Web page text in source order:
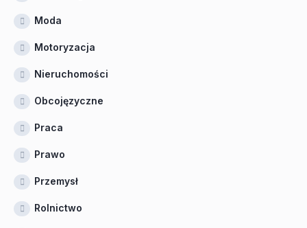
Moda
Motoryzacja
Nieruchomości
Obcojęzyczne
Praca
Prawo
Przemysł
Rolnictwo